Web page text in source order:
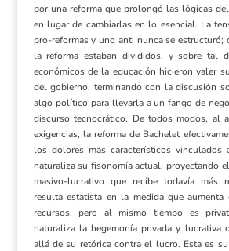
por una reforma que prolongó las lógicas
en lugar de cambiarlas en lo esencial. La
pro-reformas y uno anti nunca se estructuró;
la reforma estaban divididos, y sobre tal
económicos de la educación hicieron valer
del gobierno, terminando con la discusión
algo político para llevarla a un fango de
discurso tecnocrático. De todos modos, al
exigencias, la reforma de Bachelet
los dolores más característicos vinculados
naturaliza su fisonomía actual, proyectando
masivo-lucrativo que recibe todavía más
resulta estatista en la medida que
recursos, pero al mismo tiempo es
naturaliza la hegemonía privada y lucrativa
allá de su retórica contra el lucro. Esta es